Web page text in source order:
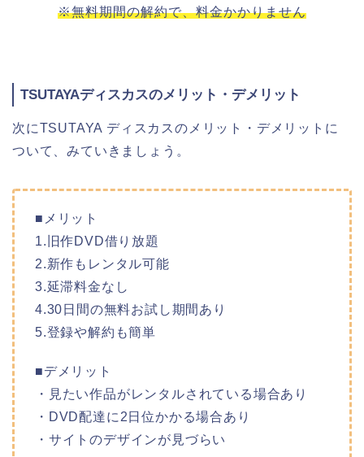
※無料期間の解約で、料金かかりません
TSUTAYAディスカスのメリット・デメリット
次にTSUTAYA ディスカスのメリット・デメリットに
ついて、みていきましょう。
■メリット
1.旧作DVD借り放題
2.新作もレンタル可能
3.延滞料金なし
4.30日間の無料お試し期間あり
5.登録や解約も簡単
■デメリット
・見たい作品がレンタルされている場合あり
・DVD配達に2日位かかる場合あり
・サイトのデザインが見づらい